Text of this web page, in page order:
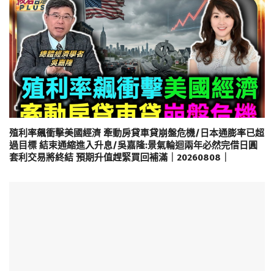
殖利率飆衝擊美國經濟 牽動房貸車貸崩盤危機/日本通膨率已超
過目標 結束通縮進入升息/吳嘉隆:景氣輪迴兩年必然完借日圓
套利交易將終結 預期升值趕緊買回補滿｜20260808｜